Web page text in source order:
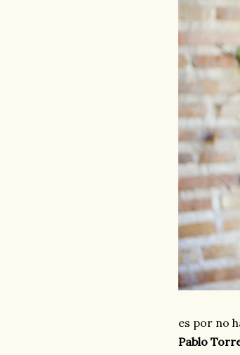
es por no
Pablo